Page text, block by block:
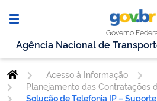
Governo
Agência Nacional de
Acesso à Informação